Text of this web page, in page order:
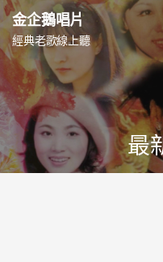
跳
至
主
內
容
金企鵝唱片
經典老歌線上聽
最